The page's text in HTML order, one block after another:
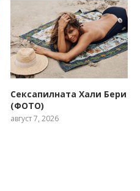
Сексапилната Хали Бери
(ФОТО)
август 7, 2026